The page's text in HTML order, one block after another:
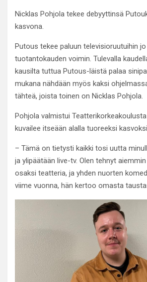
Nicklas Pohjola tekee debyyttinsä
kasvona.
Putous tekee paluun televisioruutuihin jo
tuotantokauden voimin. Tulevalla
kausilta tuttua Putous-läistä palaa
mukana nähdään myös kaksi
tähteä, joista toinen on Nicklas Pohjola.
Pohjola valmistui
kuvailee itseään alalla tuoreeksi
– Tämä on tietysti kaikki tosi uutta
ja ylipäätään live-tv. Olen tehnyt
osaksi teatteria, ja yhden nuorten
viime vuonna, hän kertoo omasta